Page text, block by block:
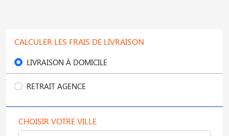
CALCULER LES FRAIS DE LIVRAISON
LIVRAISON À DOMICILE
RETRAIT AGENCE
CHOISIR VOTRE VILLE